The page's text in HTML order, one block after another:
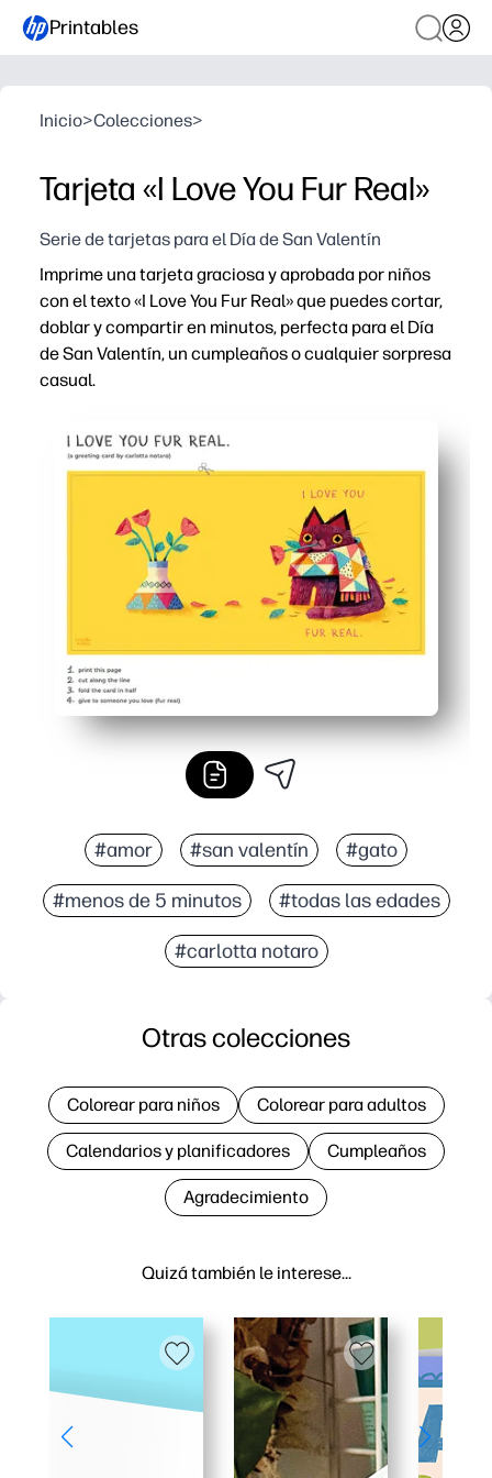
Printables
Inicio>Colecciones>
Tarjeta «I Love You Fur Real»
Serie de tarjetas para el Día de San Valentín
Imprime una tarjeta graciosa y aprobada por niños
con el texto «I Love You Fur Real» que puedes cortar,
doblar y compartir en minutos, perfecta para el Día
de San Valentín, un cumpleaños o cualquier sorpresa
casual.
Fácil de preparar: descarga, imprime, corta, dobla y ya
Compromiso infantil: lindas criaturas y un juego de
Uso flexible: interior en blanco para notas, dibujos o
Práctico en casa: evita tener que ir a la tienda y haz
#amor #san valentín #gato
#menos de 5 minutos #todas las edades
#carlotta notaro
Quizá también le interese…
Otras colecciones
Colorear para niños Colorear para adultos
Calendarios y planificadores Cumpleaños
Agradecimiento